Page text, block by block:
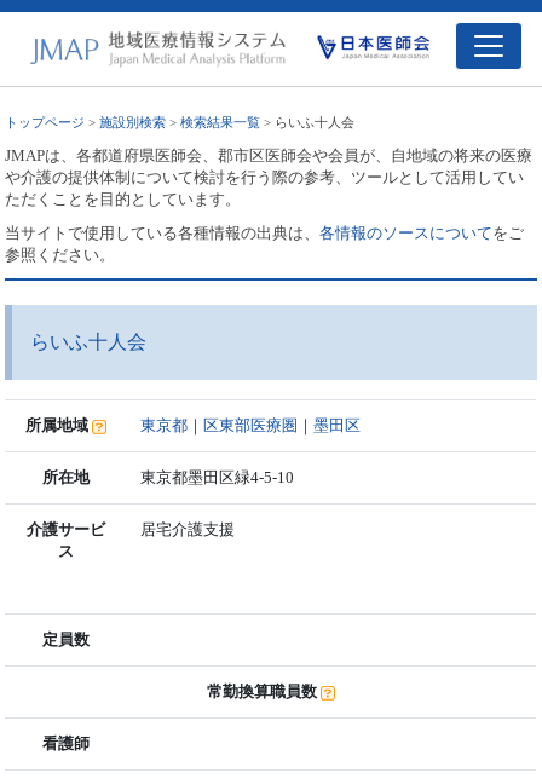
トップページ >施設別検索 >検索結果一覧 > らいふ十人会
JMAPは、各都道府県医師会、郡市区医師会や会員が、自地域の将来の医療
や介護の提供体制について検討を行う際の参考、ツールとして活用してい
ただくことを目的としています。
当サイトで使用している各種情報の出典は、各情報のソースについてをご
参照ください。
らいふ十人会
所属地域 東京都 ｜区東部医療圏 ｜墨田区
所在地 東京都墨田区緑4-5-10
介護サービ
ス
居宅介護支援
定員数
常勤換算職員数
看護師